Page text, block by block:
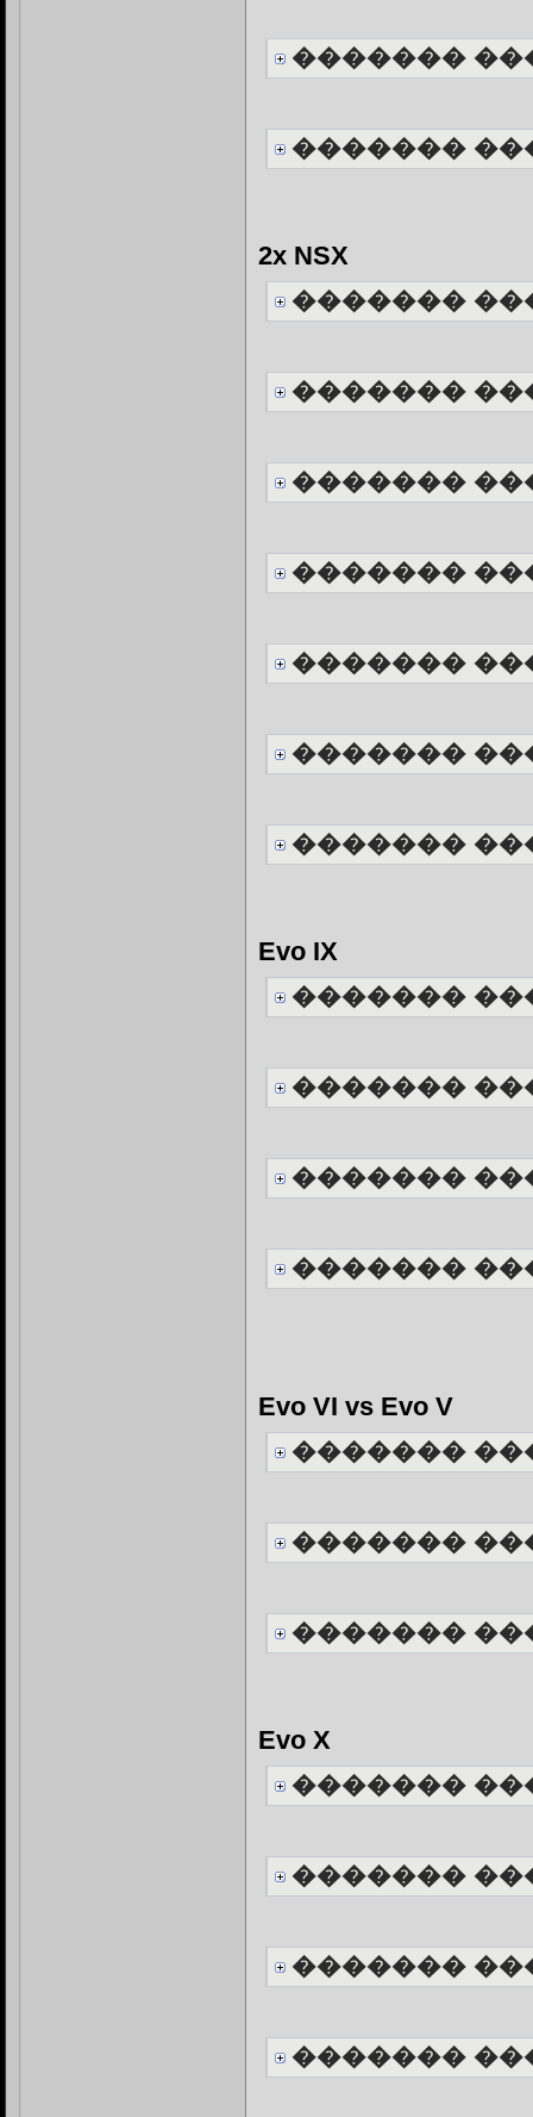
�������
�������
2x NSX
�������
�������
�������
�������
�������
�������
�������
Evo IX
�������
�������
�������
�������
Evo VI vs Evo V
�������
�������
�������
Evo X
�������
�������
�������
�������